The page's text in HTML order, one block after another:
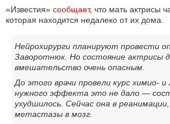
«Известия» сообщает, что мать актрисы
которая находится недалеко от их дома.
Нейрохирурги планируют провести
Заворотнюк. Но состояние актрисы
вмешательство очень опасным.
До этого врачи провели курс химио-
нужного эффекта это не дало —
ухудшилось. Сейчас она в
метастазы в мозг.